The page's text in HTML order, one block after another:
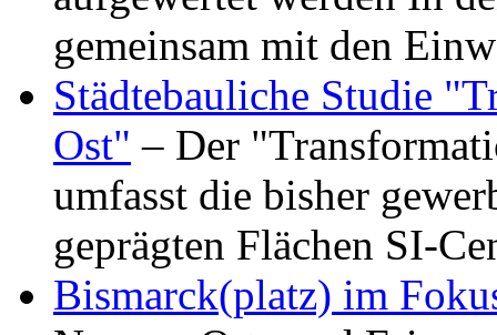
gemeinsam mit den
Städtebauliche Studie
Ost" – Der
umfasst die bisher
geprägten Flächen SI-
Bismarck(platz) im